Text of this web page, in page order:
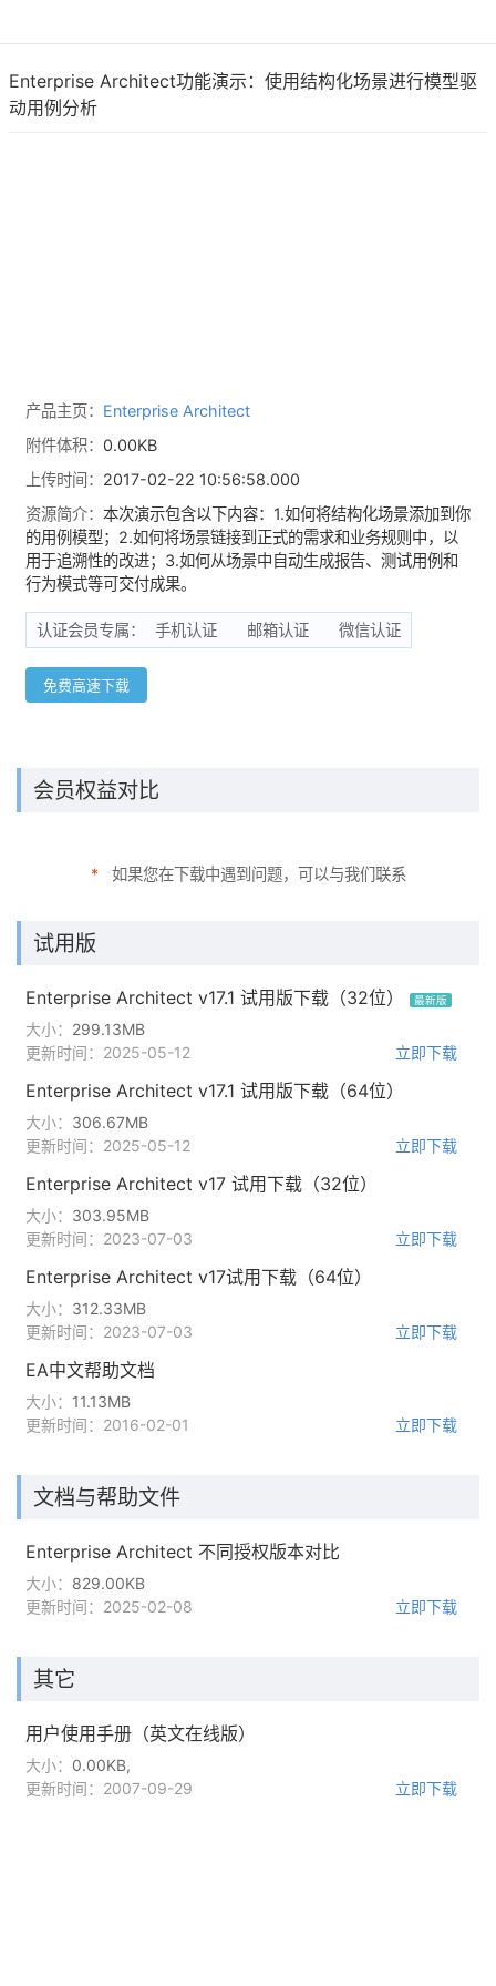
Enterprise Architect功能演示：使用结构化场景进行模型驱
动用例分析
产品主页： Enterprise Architect
附件体积： 0.00KB
上传时间： 2017-02-22 10:56:58.000
资源简介： 本次演示包含以下内容：1.如何将结构化场景添加到你
的用例模型；2.如何将场景链接到正式的需求和业务规则中，以
用于追溯性的改进；3.如何从场景中自动生成报告、测试用例和
行为模式等可交付成果。
认证会员专属： 手机认证 邮箱认证 微信认证
免费高速下载
会员权益对比
* 如果您在下载中遇到问题，可以与我们联系
试用版
Enterprise Architect v17.1 试用版下载（32位） 最新版
大小： 299.13MB
更新时间：2025-05-12
立即下载
Enterprise Architect v17.1 试用版下载（64位）
大小： 306.67MB
更新时间：2025-05-12
立即下载
Enterprise Architect v17 试用下载（32位）
大小： 303.95MB
更新时间：2023-07-03
立即下载
Enterprise Architect v17试用下载（64位）
大小： 312.33MB
更新时间：2023-07-03
立即下载
EA中文帮助文档
大小： 11.13MB
更新时间：2016-02-01
立即下载
文档与帮助文件
Enterprise Architect 不同授权版本对比
大小： 829.00KB
更新时间：2025-02-08
立即下载
其它
用户使用手册（英文在线版）
大小： 0.00KB,
更新时间：2007-09-29
立即下载